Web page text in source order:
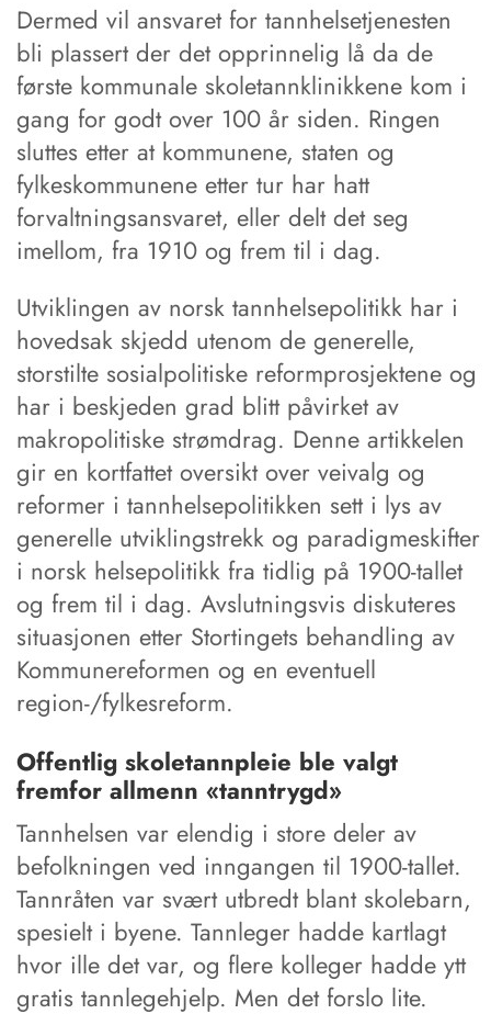
Dermed vil ansvaret for tannhelsetjenesten
bli plassert der det opprinnelig lå da de
første kommunale skoletannklinikkene kom i
gang for godt over 100 år siden. Ringen
sluttes etter at kommunene, staten og
fylkeskommunene etter tur har hatt
forvaltningsansvaret, eller delt det seg
imellom, fra 1910 og frem til i dag.
Utviklingen av norsk tannhelsepolitikk har i
hovedsak skjedd utenom de generelle,
storstilte sosialpolitiske reformprosjektene og
har i beskjeden grad blitt påvirket av
makropolitiske strømdrag. Denne artikkelen
gir en kortfattet oversikt over veivalg og
reformer i tannhelsepolitikken sett i lys av
generelle utviklingstrekk og paradigmeskifter
i norsk helsepolitikk fra tidlig på 1900-tallet
og frem til i dag. Avslutningsvis diskuteres
situasjonen etter Stortingets behandling av
Kommunereformen og en eventuell
region-/fylkesreform.
Offentlig skoletannpleie ble valgt
fremfor allmenn «tanntrygd»
Tannhelsen var elendig i store deler av
befolkningen ved inngangen til 1900-tallet.
Tannråten var svært utbredt blant skolebarn,
spesielt i byene. Tannleger hadde kartlagt
hvor ille det var, og flere kolleger hadde ytt
gratis tannlegehjelp. Men det forslo lite.